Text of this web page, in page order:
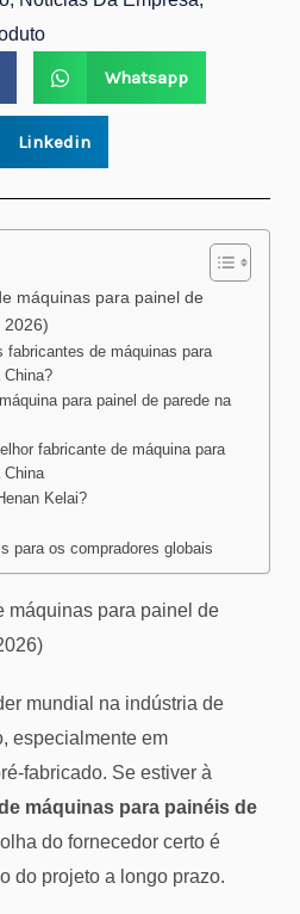
Whatsapp
Linkedin
máquinas para painel de
2026)
fabricantes de máquinas para
China?
para painel de parede na
fabricante de máquina para
China
Kelai?
para os compradores globais
máquinas para painel de
mundial na indústria de
especialmente em
fabricado. Se estiver à
máquinas para painéis de
do fornecedor certo é
do projeto a longo prazo.